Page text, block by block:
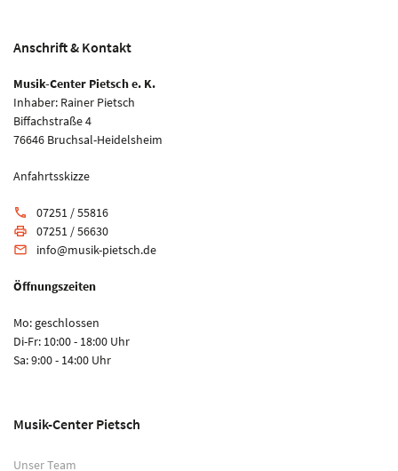
Anschrift & Kontakt
Musik-Center Pietsch e. K.
Inhaber: Rainer Pietsch
Biffachstraße 4
76646 Bruchsal-Heidelsheim
Anfahrtsskizze
phone 07251 / 55816
print 07251 / 56630
email info@musik-pietsch.de
Öffnungszeiten
Mo: geschlossen
Di-Fr: 10:00 - 18:00 Uhr
Sa: 9:00 - 14:00 Uhr
Musik-Center Pietsch
Unser Team